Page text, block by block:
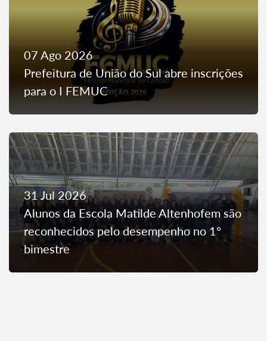
07 Ago 2026
Prefeitura de União do Sul abre inscrições
para o I FEMUC
31 Jul 2026
Alunos da Escola Matilde Altenhofem são
reconhecidos pelo desempenho no 1º
bimestre